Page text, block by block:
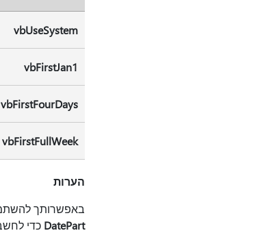
vbUseSystem
vbFirstJan1
vbFirstFourDays
vbFirstFullWeek
הערות
באפשרותך
DatePart כדי